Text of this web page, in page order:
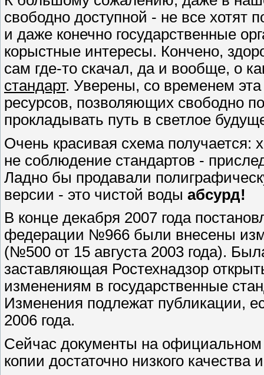
свободно доступной - не все хотят
и даже конечно государственные
корыстные интересы. Кончено,
сам где-то скачал, да и вообще, о
стандарт. Уверены, со временем
ресурсов, позволяющих свободно
прокладывать путь в светлое
Очень красивая схема получается:
не соблюдение стандартов -
Ладно бы продавали
версии - это чистой воды абсурд!
В конце декабря 2007 года
федерации №966 были внесены
(№500 от 15 августа 2003 года).
заставляющая Ростехнадзор
изменениям в государственные
Изменения подлежат публикации,
2006 года.
Сейчас документы на
копии достаточно низкого